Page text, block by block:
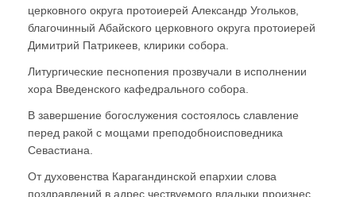
церковного округа протоиерей Александр Угольков,
благочинный Абайского церковного округа протоиерей
Димитрий Патрикеев, клирики собора.
Литургические песнопения прозвучали в исполнении
хора Введенского кафедрального собора.
В завершение богослужения состоялось славление
перед ракой с мощами преподобноисповедника
Севастиана.
От духовенства Карагандинской епархии слова
поздравлений в адрес чествуемого владыки произнес